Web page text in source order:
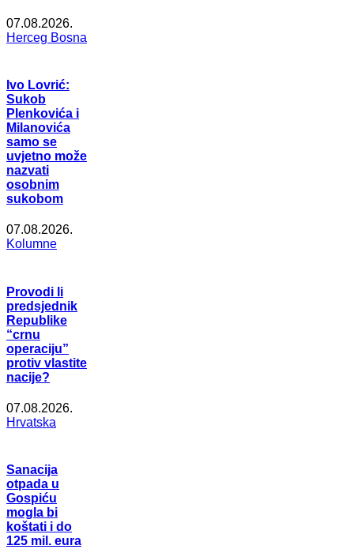
07.08.2026.
Herceg Bosna
Ivo Lovrić:
Sukob
Plenkovića i
Milanovića
samo se
uvjetno može
nazvati
osobnim
sukobom
07.08.2026.
Kolumne
Provodi li
predsjednik
Republike
“crnu
operaciju”
protiv vlastite
nacije?
07.08.2026.
Hrvatska
Sanacija
otpada u
Gospiću
mogla bi
koštati i do
125 mil. eura